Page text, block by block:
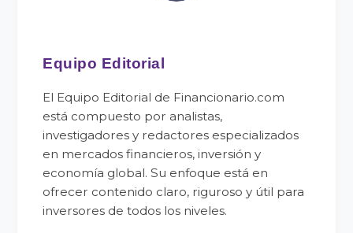
Equipo Editorial
El Equipo Editorial de Financionario.com
está compuesto por analistas,
investigadores y redactores especializados
en mercados financieros, inversión y
economía global. Su enfoque está en
ofrecer contenido claro, riguroso y útil para
inversores de todos los niveles.